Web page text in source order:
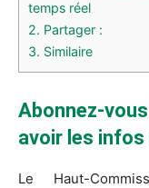
temps réel
2. Partager :
3. Similaire
Abonnez-
avoir les infos
Le Haut-